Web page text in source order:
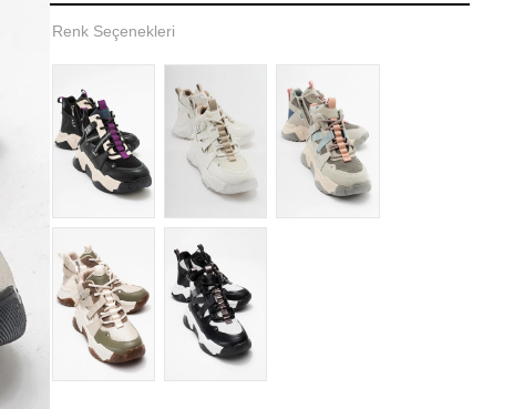
Renk Seçenekleri